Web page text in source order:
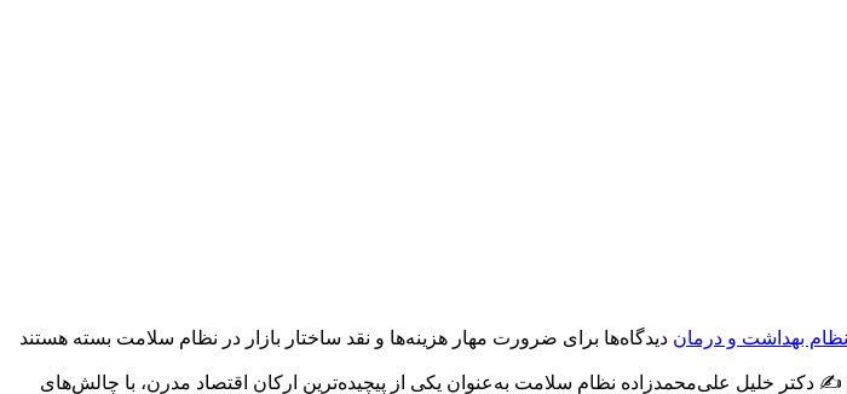
بهداشت و درمان دیدگاه‌ها برای ضرورت مهار هزینه‌ها و نقد ساختار بازار در نظام سلامت بسته هستند
خلیل علی‌محمدزاده نظام سلامت به‌عنوان یکی از پیچیده‌ترین ارکان اقتصاد مدرن، با چالش‌های